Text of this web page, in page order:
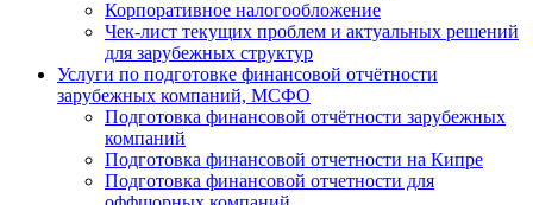
Корпоративное налогообложение
Чек-лист текущих проблем и актуальных решений
для зарубежных структур
Услуги по подготовке финансовой отчётности
зарубежных компаний, МСФО
Подготовка финансовой отчётности зарубежных
компаний
Подготовка финансовой отчетности на Кипре
Подготовка финансовой отчетности для